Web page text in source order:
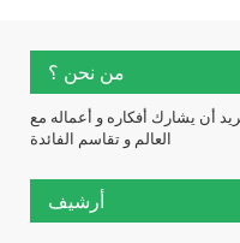
من نحن ؟
أن يشارك أفكاره و أعماله مع
العالم و تقاسم الفائدة
أرشيف